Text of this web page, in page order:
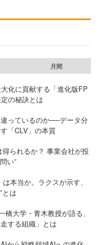
月間
化に貢献する「進化版FP
の秘訣とは
っているのか──データ分
「CLV」の本質
られるか？ 事業会社が投
い”
本当か。ラクスが示す、
とは
大学・青木教授が語る、
する組織」とは